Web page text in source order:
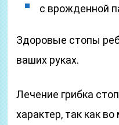
с врожденной
Здоровые стопы
ваших руках.
Лечение грибка
характер, так как